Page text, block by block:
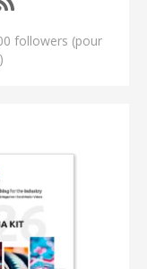
followers (pour